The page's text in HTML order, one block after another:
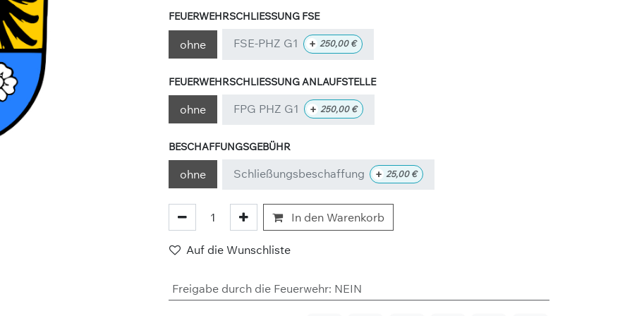
FEUERWEHRSCHLIESSUNG FSE
ohne FSE-PHZ G1 + 250,00€
FEUERWEHRSCHLIESSUNG ANLAUFSTELLE
ohne FPG PHZ G1 + 250,00€
BESCHAFFUNGSGEBÜHR
ohne Schließungsbeschaffung + 25,00€
In den Warenkorb
Auf die Wunschliste
Freigabe durch die Feuerwehr: NEIN